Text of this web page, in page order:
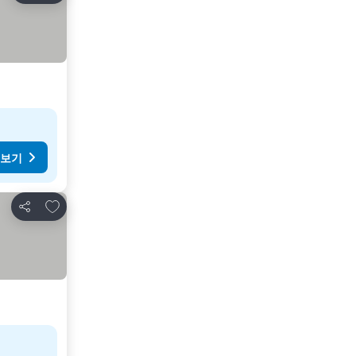
기
공유
즐겨찾기에 추가